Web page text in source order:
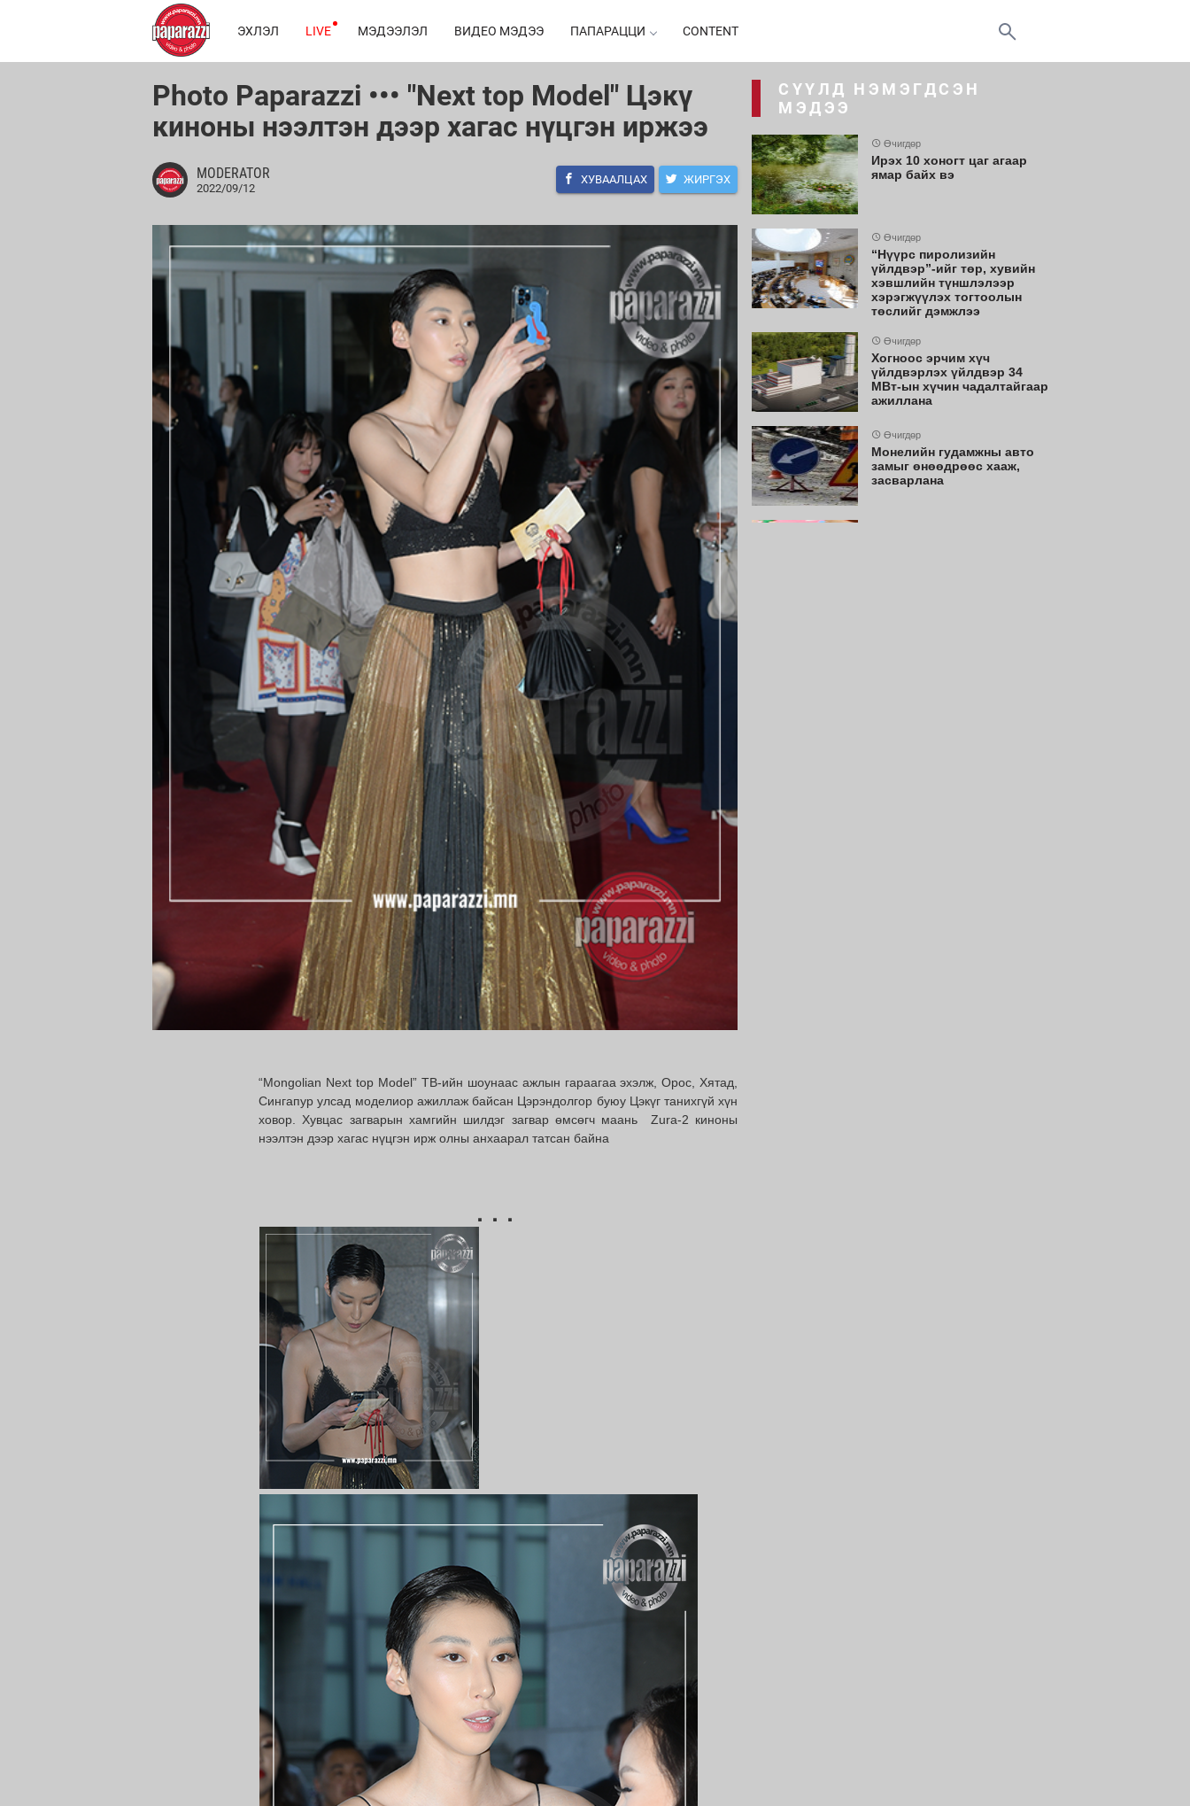
ЭХЛЭЛ LIVE МЭДЭЭЛЭЛ ВИДЕО МЭДЭЭ ПАПАРАЦЦИ CONTENT
Photo Paparazzi ••• "Next top Model" Цэкү
киноны нээлтэн дээр хагас нүцгэн иржээ
MODERATOR
2022/09/12
ХУВААЛЦАХ ЖИРГЭХ
“Моngolian Next top Model” ТВ-ийн шоунаас ажлын гараагаа эхэлж, Орос, Хятад,
Сингапур улсад моделиор ажиллаж байсан Цэрэндолгор буюу Цэкүг танихгүй хүн
ховор. Хувцас загварын хамгийн шилдэг загвар өмсөгч маань Zura-2 киноны
нээлтэн дээр хагас нүцгэн ирж олны анхаарал татсан байна
СҮҮЛД НЭМЭГДСЭН
МЭДЭЭ
Өчигдөр
Ирэх 10 хоногт цаг агаар
ямар байх вэ
Өчигдөр
“Нүүрс пиролизийн
үйлдвэр”-ийг төр, хувийн
хэвшлийн түншлэлээр
хэрэгжүүлэх тогтоолын
төслийг дэмжлээ
Өчигдөр
Хогноос эрчим хүч
үйлдвэрлэх үйлдвэр 34
МВт-ын хүчин чадалтайгаар
ажиллана
Өчигдөр
Монелийн гудамжны авто
замыг өнөөдрөөс хааж,
засварлана